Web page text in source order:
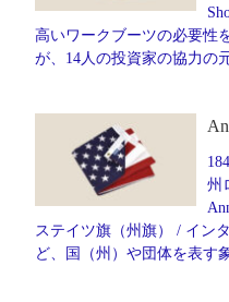
高いワークブーツの必要性
が、14人の投資家の協力の
州
ステイツ旗（州旗） / イン
ど、国（州）や団体を表す